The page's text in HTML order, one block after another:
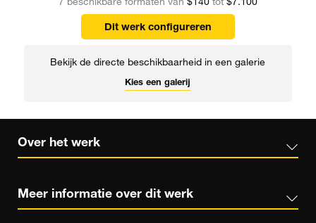
7 beschikbare formaten van $140 tot $7.100
Dit werk configureren
Bekijk de directe beschikbaarheid in een galerie
Kies een galerij
Over het werk
Meer informatie over dit werk